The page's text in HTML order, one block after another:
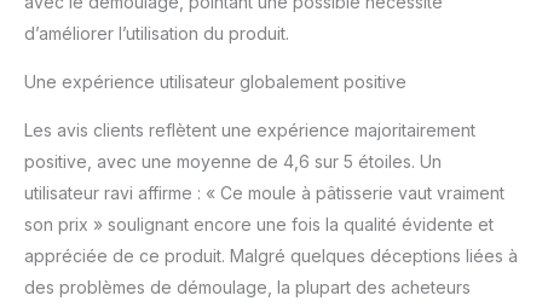
d’améliorer l’utilisation du produit.
Une expérience utilisateur globalement positive
Les avis clients reflètent une expérience majoritairement
positive, avec une moyenne de 4,6 sur 5 étoiles. Un
utilisateur ravi affirme : « Ce moule à pâtisserie vaut vraiment
son prix » soulignant encore une fois la qualité évidente et
appréciée de ce produit. Malgré quelques déceptions liées à
des problèmes de démoulage, la plupart des acheteurs